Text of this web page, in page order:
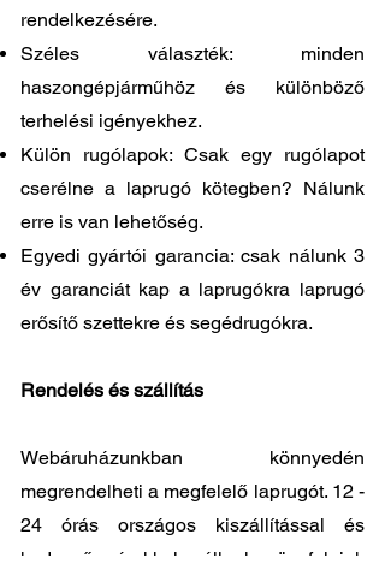
rendelkezésére.
Széles választék: minden
haszongépjárműhöz és különböző
terhelési igényekhez.
Külön rugólapok: Csak egy rugólapot
cserélne a laprugó kötegben? Nálunk
erre is van lehetőség.
Egyedi gyártói garancia: csak nálunk 3
év garanciát kap a laprugókra laprugó
erősítő szettekre és segédrugókra.
Rendelés és szállítás
Webáruházunkban könnyedén
megrendelheti a megfelelő laprugót. 12 -
24 órás országos kiszállítással és
kedvező árakkal állunk ügyfeleink